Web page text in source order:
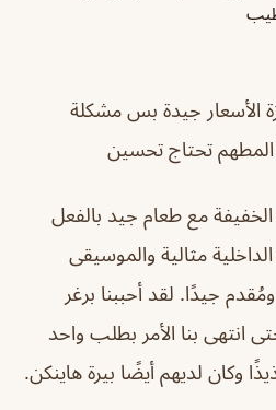
طيب
الأسعار جيدة بس مشكلة
المطهم تحتاج تحسين
مع طعام جيد بالفعل
مثالية والموسيقى
جيدًا. لقد أحببنا برغر
انتهى بنا الأمر بطلب واحد
وكان لديهم أيضًا بيرة هاينكن.